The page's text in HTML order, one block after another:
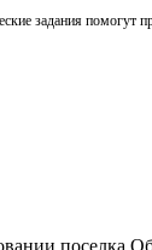
задания помогут